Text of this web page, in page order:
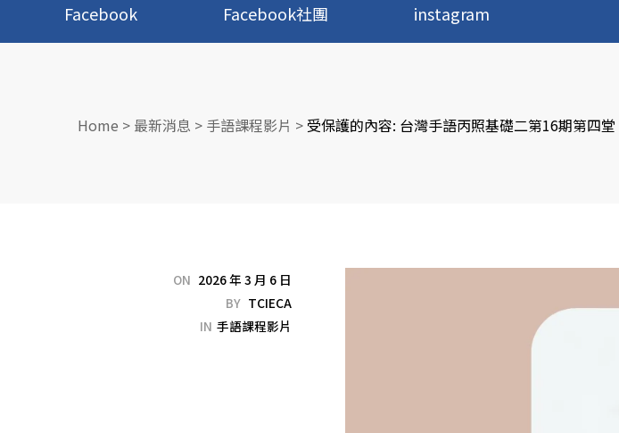
Facebook
Facebook社團 instagram
Home > 最新消息 > 手語課程影片 > 受保護的內容: 台灣手語丙照基礎二第16期第四堂
ON 2026 年 3 月 6 日
BY TCIECA
IN 手語課程影片